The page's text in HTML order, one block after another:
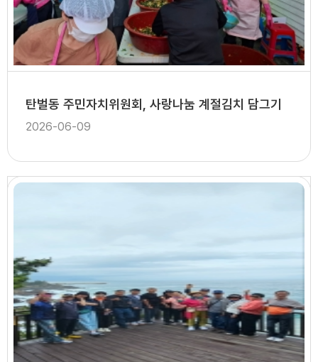
탄벌동 주민자치위원회, 사랑나눔 계절김치 담그기
2026-06-09